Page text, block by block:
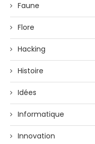
Faune
Flore
Hacking
Histoire
Idées
Informatique
Innovation